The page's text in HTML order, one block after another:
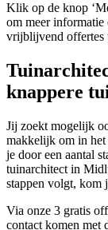
Klik op de knop
om meer informatie
vrijblijvend offertes
knappere
Jij zoekt mogelijk
makkelijk om in het
je door een aantal
tuinarchitect in
stappen volgt, kom
Via onze 3 gratis
contact komen met